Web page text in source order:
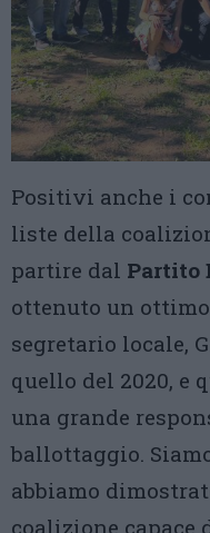
Positivi anche i
liste della
partire dal Partito
ottenuto un
segretario locale,
quello del 2020, e
una grande
ballottaggio.
abbiamo
coalizione capace